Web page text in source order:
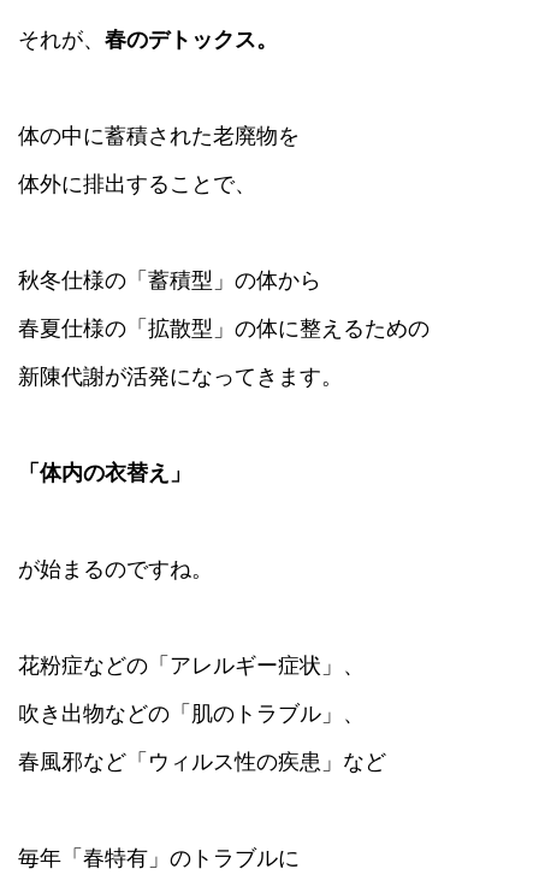
それが、 春のデトックス。
体の中に蓄積された老廃物を
体外に排出することで、
秋冬仕様の「蓄積型」の体から
春夏仕様の「拡散型」の体に整えるための
新陳代謝が活発になってきます。
「体内の衣替え」
が始まるのですね。
花粉症などの「アレルギー症状」、
吹き出物などの「肌のトラブル」、
春風邪など「ウィルス性の疾患」など
毎年「春特有」のトラブルに